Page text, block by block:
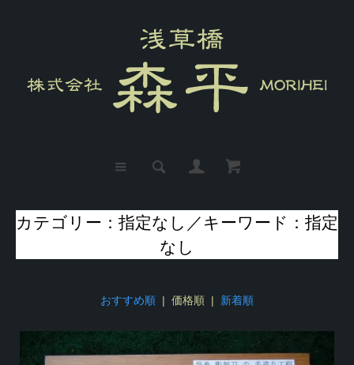
カテゴリー：指定なし／キーワード：指定
なし
おすすめ順 | 価格順 | 新着順